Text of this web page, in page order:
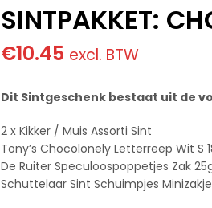
SINTPAKKET:
€10.45 excl. BTW
Dit Sintgeschenk bestaat uit de
2 x Kikker / Muis Assorti Sint
Tony’s Chocolonely Letterreep Wit S
De Ruiter Speculoospoppetjes Zak
Schuttelaar Sint Schuimpjes